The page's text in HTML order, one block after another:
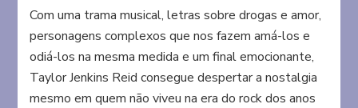
Com uma trama musical, letras sobre drogas e amor,
personagens complexos que nos fazem amá-los e
odiá-los na mesma medida e um final emocionante,
Taylor Jenkins Reid consegue despertar a nostalgia
mesmo em quem não viveu na era do rock dos anos